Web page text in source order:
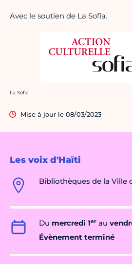
Les voix d'Haïti
Bibliothèques de la Ville
Du mercredi 1er au
Évènement terminé
Avec le soutien de La Sofia.
Crédit photo :
La Sofia
Mise à jour le 08/03/2023